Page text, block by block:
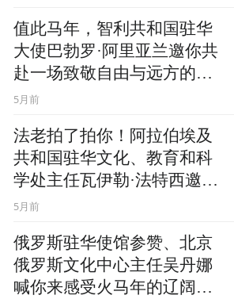
值此马年，智利共和国驻华
大使巴勃罗·阿里亚兰邀你共
赴一场致敬自由与远方的旅
程
5月前
法老拍了拍你！阿拉伯埃及
共和国驻华文化、教育和科
学处主任瓦伊勒·法特西邀你
在马年一起探索神秘国度
5月前
俄罗斯驻华使馆参赞、北京
俄罗斯文化中心主任吴丹娜
喊你来感受火马年的辽阔与